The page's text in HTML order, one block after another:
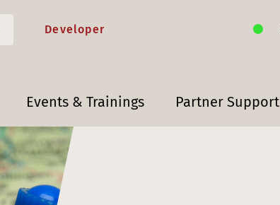
Developer
Events & Trainings Partner Support